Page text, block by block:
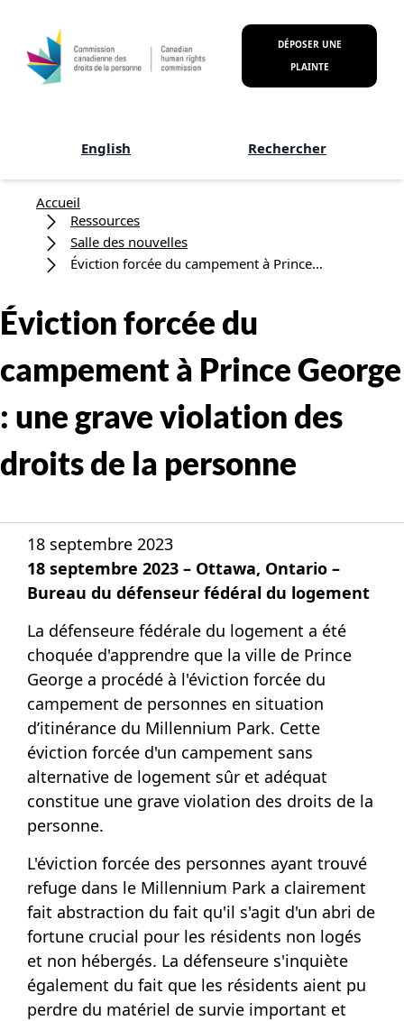
DÉPOSER UNE
PLAINTE
English Rechercher
Fil d'Ariane
Accueil
Ressources
Salle des nouvelles
Éviction forcée du campement à Prince...
Éviction forcée du
campement à Prince George
: une grave violation des
droits de la personne
18 septembre 2023
18 septembre 2023 – Ottawa, Ontario –
Bureau du défenseur fédéral du logement
La défenseure fédérale du logement a été
choquée d'apprendre que la ville de Prince
George a procédé à l'éviction forcée du
campement de personnes en situation
d’itinérance du Millennium Park. Cette
éviction forcée d'un campement sans
alternative de logement sûr et adéquat
constitue une grave violation des droits de la
personne.
L'éviction forcée des personnes ayant trouvé
refuge dans le Millennium Park a clairement
fait abstraction du fait qu'il s'agit d'un abri de
fortune crucial pour les résidents non logés
et non hébergés. La défenseure s'inquiète
également du fait que les résidents aient pu
perdre du matériel de survie important et